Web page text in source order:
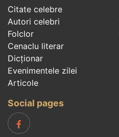
Citate celebre
Autori celebri
Folclor
Cenaclu literar
Dicționar
Evenimentele zilei
Articole
Social pages